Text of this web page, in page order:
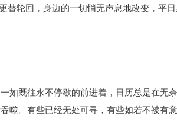
替轮回，身边的一切悄无声息地改变，平
既往永不停歇的前进着，日历总是在无
噬。有些已经无处可寻，有些如若不被有